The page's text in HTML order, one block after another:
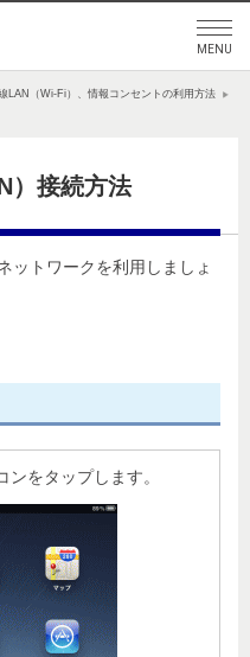
LAN（Wi-Fi）、情報コンセントの利用方法
）接続方法
ットワークを利用しましょ
ンをタップします。